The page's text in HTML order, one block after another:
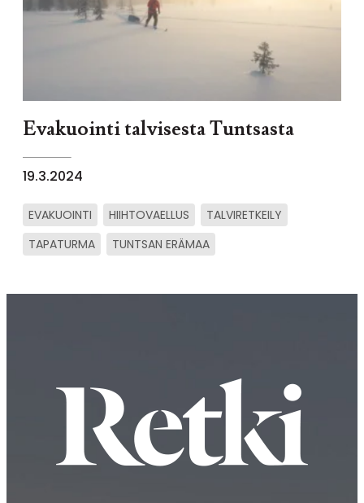
Evakuointi talvisesta Tuntsasta
19.3.2024
EVAKUOINTI HIIHTOVAELLUS
TALVIRETKEILY
TAPATURMA
TUNTSAN ERÄMAA